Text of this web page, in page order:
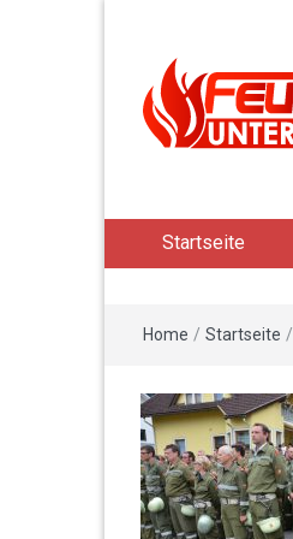
Startseite
Home / Startseite /